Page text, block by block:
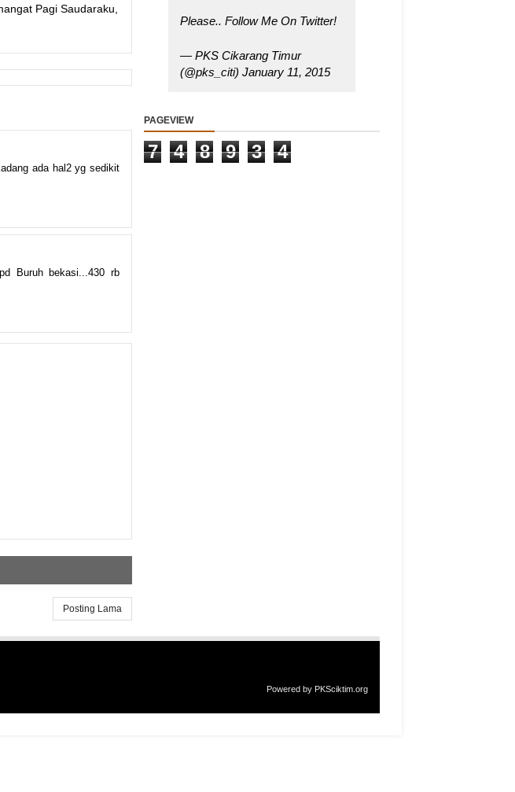
ada hal2 yg sedikit
Buruh bekasi...430 rb
Posting Lama
Please.. Follow Me On Twitter!
— PKS Cikarang Timur
(@pks_citi)January 11, 2015
PAGEVIEW
7 4 8 9 3 4
Powered by PKSciktim.org